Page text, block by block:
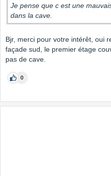
Je pense que c est une
dans la cave.
Bjr, merci pour votre intérêt, oui
façade sud, le premier étage
pas de cave.
0